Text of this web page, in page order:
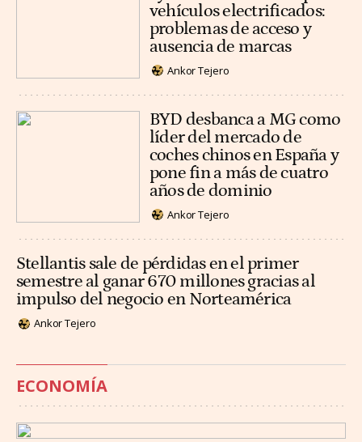
vehículos electrificados:
problemas de acceso y
ausencia de marcas
Ankor Tejero
BYD desbanca a MG como
líder del mercado de
coches chinos en España y
pone fin a más de cuatro
años de dominio
Ankor Tejero
Stellantis sale de pérdidas en el primer
semestre al ganar 670 millones gracias al
impulso del negocio en Norteamérica
Ankor Tejero
ECONOMÍA